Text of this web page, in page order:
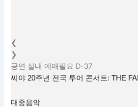
❮
❯
공연 실내 예매필요 D-37
씨야 20주년 전국 투어 콘서트: THE
대중음악